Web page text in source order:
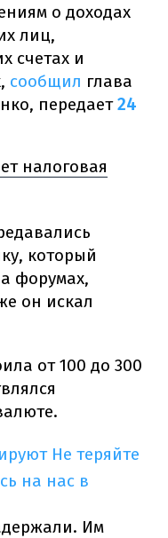
о доходах
лиц,
счетах и
сообщил глава
передает24
налоговая
который
форумах,
он искал
от 100 до 300
Не теряйте
на нас в
Им